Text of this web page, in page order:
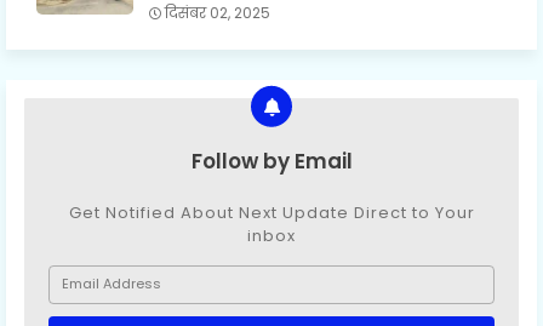
दिसंबर 02, 2025
Follow by Email
Get Notified About Next Update Direct to Your
inbox